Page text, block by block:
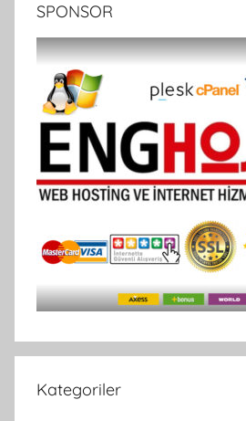
SPONSOR
Kategoriler